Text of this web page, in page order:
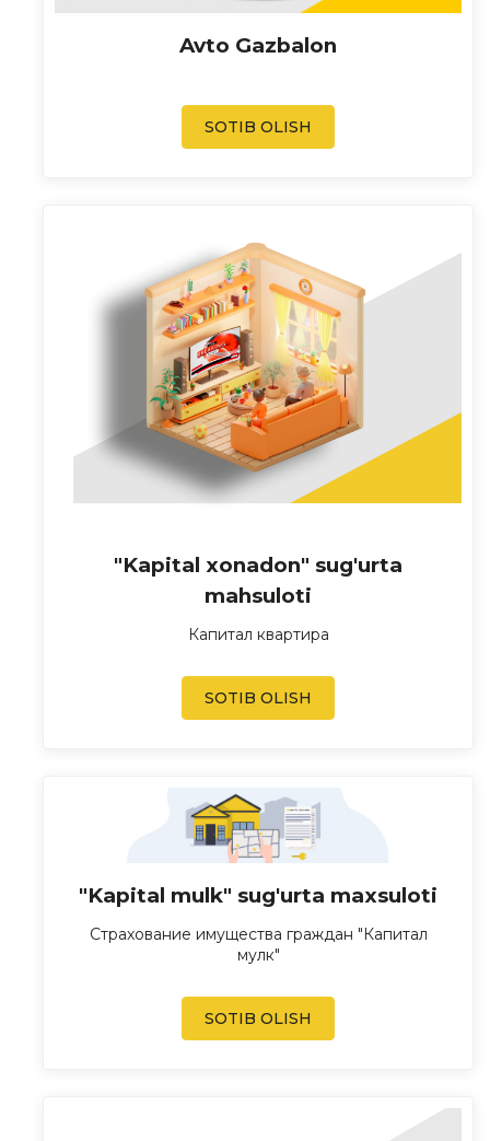
Avto Gazbalon
SOTIB OLISH
"Kapital xonadon" sug'urta
mahsuloti
Капитал квартира
SOTIB OLISH
"Kapital mulk" sug'urta maxsuloti
Страхование имущества граждан "Капитал
мулк"
SOTIB OLISH